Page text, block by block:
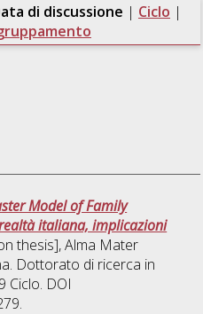
di discussione | Ciclo |
Model of Family
italiana, implicazioni
thesis], Alma Mater
Dottorato di ricerca in
Ciclo. DOI